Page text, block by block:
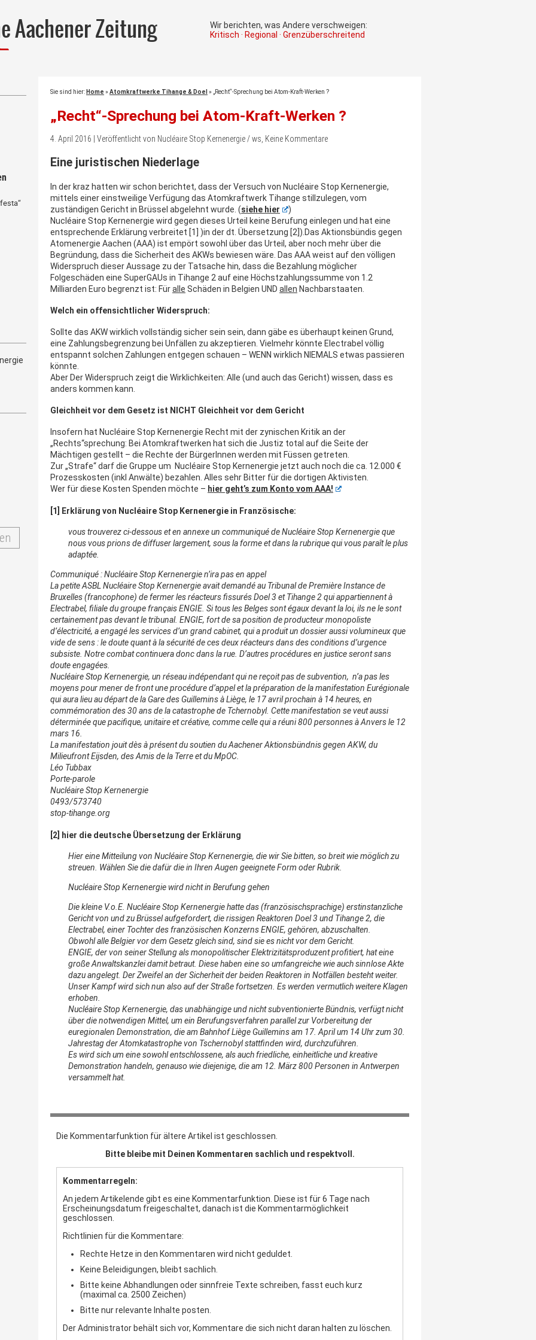
Aachener Zeitung
Wir berichten, was Andere verschweigen:
Kritisch · Regional · Grenzüberschreitend
Sie sind hier: Home » Atomkraftwerke Tihange & Doel » „Recht“-Sprechung bei Atom-Kraft-Werken ?
„Recht“-Sprechung bei Atom-Kraft-Werken ?
4. April 2016 | Veröffentlicht von Nucléaire Stop Kernenergie / ws, Keine Kommentare
Eine juristischen Niederlage
In der kraz hatten wir schon berichtet, dass der Versuch von Nucléaire Stop Kernenergie,
mittels einer einstweilige Verfügung das Atomkraftwerk Tihange stillzulegen, vom
zuständigen Gericht in Brüssel abgelehnt wurde. (siehe hier
)
Nucléaire Stop Kernenergie wird gegen dieses Urteil keine Berufung einlegen und hat eine
entsprechende Erklärung verbreitet [1] )in der dt. Übersetzung [2]). Das Aktionsbündis gegen
Atomenergie Aachen (AAA) ist empört sowohl über das Urteil, aber noch mehr über die
Begründung, dass die Sicherheit des AKWs bewiesen wäre. Das AAA weist auf den völligen
Widerspruch dieser Aussage zu der Tatsache hin, dass die Bezahlung möglicher
Folgeschäden eine SuperGAUs in Tihange 2 auf eine Höchstzahlungssumme von 1.2
Milliarden Euro begrenzt ist: Füralle Schäden in Belgien UND allen Nachbarstaaten.
Welch ein offensichtlicher Widerspruch:
Sollte das AKW wirklich vollständig sicher sein sein, dann gäbe es überhaupt keinen Grund,
eine Zahlungsbegrenzung bei Unfällen zu akzeptieren. Vielmehr könnte Electrabel völlig
entspannt solchen Zahlungen entgegen schauen – WENN wirklich NIEMALS etwas passieren
könnte.
Aber Der Widerspruch zeigt die Wirklichkeiten: Alle (und auch das Gericht) wissen, dass es
anders kommen kann.
Gleichheit vor dem Gesetz ist NICHT Gleichheit vor dem Gericht
Insofern hat Nucléaire Stop Kernenergie Recht mit der zynischen Kritik an der
„Rechts“sprechung: Bei Atomkraftwerken hat sich die Justiz total auf die Seite der
Mächtigen gestellt – die Rechte der BürgerInnen werden mit Füssen getreten.
Zur „Strafe“ darf die Gruppe um Nucléaire Stop Kernenergie jetzt auch noch die ca. 12.000 €
Prozesskosten (inkl Anwälte) bezahlen. Alles sehr Bitter für die dortigen Aktivisten.
Wer für diese Kosten Spenden möchte – hier geht’s zum Konto vom AAA!
[1] Erklärung von Nucléaire Stop Kernenergie in Französische:
vous trouverez ci-dessous et en annexe un communiqué de Nucléaire Stop Kernenergie que
nous vous prions de diffuser largement, sous la forme et dans la rubrique qui vous paraît le plus
adaptée.
Communiqué : Nucléaire Stop Kernenergie n’ira pas en appel
La petite ASBL Nucléaire Stop Kernenergie avait demandé au Tribunal de Première Instance de
Bruxelles (francophone) de fermer les réacteurs fissurés Doel 3 et Tihange 2 qui appartiennent à
Electrabel, filiale du groupe français ENGIE. Si tous les Belges sont égaux devant la loi, ils ne le sont
certainement pas devant le tribunal. ENGIE, fort de sa position de producteur monopoliste
d’électricité, a engagé les services d’un grand cabinet, qui a produit un dossier aussi volumineux que
vide de sens : le doute quant à la sécurité de ces deux réacteurs dans des conditions d’urgence
subsiste. Notre combat continuera donc dans la rue. D’autres procédures en justice seront sans
doute engagées.
Nucléaire Stop Kernenergie, un réseau indépendant qui ne reçoit pas de subvention, n’a pas les
moyens pour mener de front une procédure d’appel et la préparation de la manifestation Eurégionale
qui aura lieu au départ de la Gare des Guillemins à Liège, le 17 avril prochain à 14 heures, en
commémoration des 30 ans de la catastrophe de Tchernobyl. Cette manifestation se veut aussi
déterminée que pacifique, unitaire et créative, comme celle qui a réuni 800 personnes à Anvers le 12
mars 16.
La manifestation jouit dès à présent du soutien du Aachener Aktionsbündnis gegen AKW, du
Milieufront Eijsden, des Amis de la Terre et du MpOC.
Léo Tubbax
Porte-parole
Nucléaire Stop Kernenergie
0493/573740
stop-tihange.org
[2] hier die deutsche Übersetzung der Erklärung
Hier eine Mitteilung von Nucléaire Stop Kernenergie, die wir Sie bitten, so breit wie möglich zu
streuen. Wählen Sie die dafür die in Ihren Augen geeignete Form oder Rubrik.
Nucléaire Stop Kernenergie wird nicht in Berufung gehen
Die kleine V.o.E. Nucléaire Stop Kernenergie hatte das (französischsprachige) erstinstanzliche
Gericht von und zu Brüssel aufgefordert, die rissigen Reaktoren Doel 3 und Tihange 2, die
Electrabel, einer Tochter des französischen Konzerns ENGIE, gehören, abzuschalten.
Obwohl alle Belgier vor dem Gesetz gleich sind, sind sie es nicht vor dem Gericht.
ENGIE, der von seiner Stellung als monopolitischer Elektrizitätsproduzent profitiert, hat eine
große Anwaltskanzlei damit betraut. Diese haben eine so umfangreiche wie auch sinnlose Akte
dazu angelegt. Der Zweifel an der Sicherheit der beiden Reaktoren in Notfällen besteht weiter.
Unser Kampf wird sich nun also auf der Straße fortsetzen. Es werden vermutlich weitere Klagen
erhoben.
Nucléaire Stop Kernenergie, das unabhängige und nicht subventionierte Bündnis, verfügt nicht
über die notwendigen Mittel, um ein Berufungsverfahren parallel zur Vorbereitung der
euregionalen Demonstration, die am Bahnhof Liège Guillemins am 17. April um 14 Uhr zum 30.
Jahrestag der Atomkatastrophe von Tschernobyl stattfinden wird, durchzuführen.
Es wird sich um eine sowohl entschlossene, als auch friedliche, einheitliche und kreative
Demonstration handeln, genauso wie diejenige, die am 12. März 800 Personen in Antwerpen
versammelt hat.
Die Kommentarfunktion für ältere Artikel ist geschlossen.
Bitte bleibe mit Deinen Kommentaren sachlich und respektvoll.
Kommentarregeln:
An jedem Artikelende gibt es eine Kommentarfunktion. Diese ist für 6 Tage nach
Erscheinungsdatum freigeschaltet, danach ist die Kommentarmöglichkeit
geschlossen.
Richtlinien für die Kommentare:
Rechte Hetze in den Kommentaren wird nicht geduldet.
Keine Beleidigungen, bleibt sachlich.
Bitte keine Abhandlungen oder sinnfreie Texte schreiben, fasst euch kurz
(maximal ca. 2500 Zeichen)
Bitte nur relevante Inhalte posten.
Der Administrator behält sich vor, Kommentare die sich nicht daran halten zu löschen.